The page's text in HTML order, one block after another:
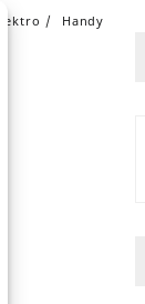
Elektro Handy